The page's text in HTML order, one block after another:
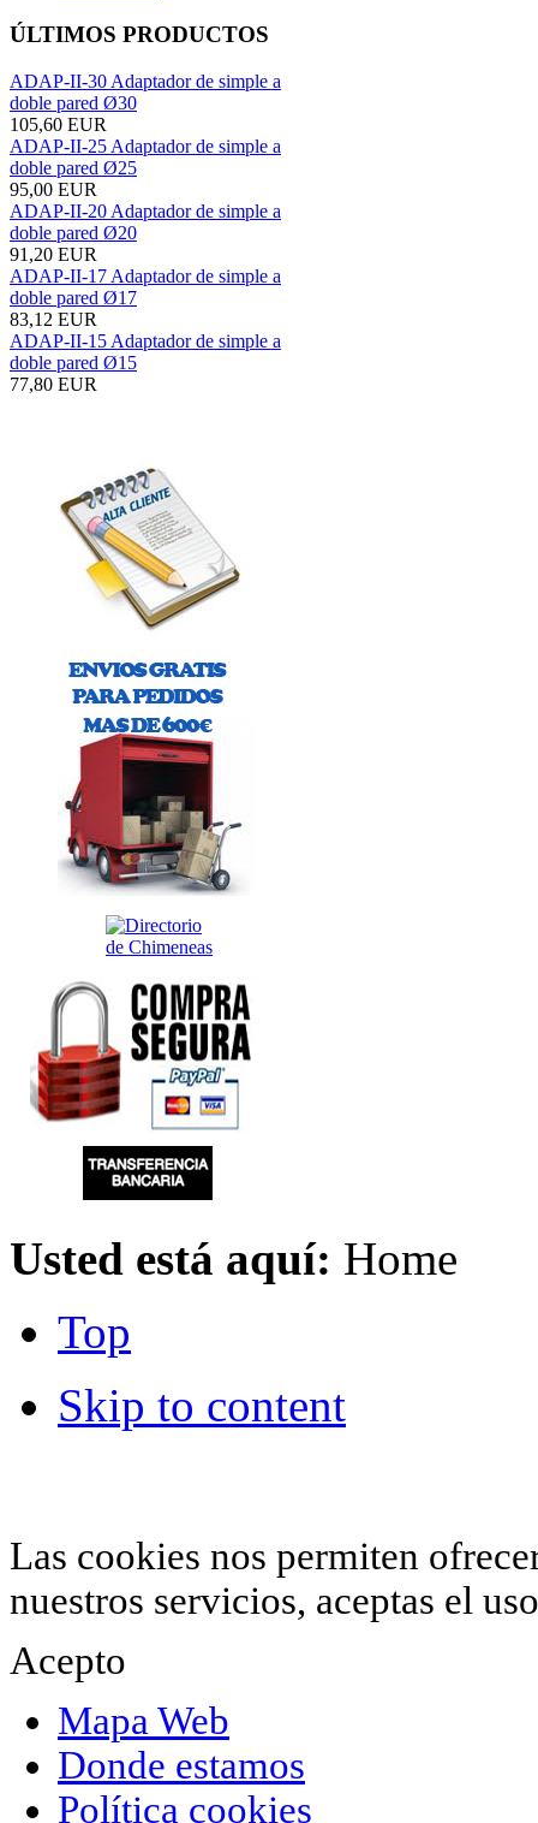
ÚLTIMOS PRODUCTOS
ADAP-II-30 Adaptador de simple a
doble pared Ø30
105,60 EUR
ADAP-II-25 Adaptador de simple a
doble pared Ø25
95,00 EUR
ADAP-II-20 Adaptador de simple a
doble pared Ø20
91,20 EUR
ADAP-II-17 Adaptador de simple a
doble pared Ø17
83,12 EUR
ADAP-II-15 Adaptador de simple a
doble pared Ø15
77,80 EUR
Usted está aquí: Home
Top
Skip to content
Las cookies nos permiten
nuestros servicios, aceptas el
Acepto
Mapa Web
Donde estamos
Política cookies